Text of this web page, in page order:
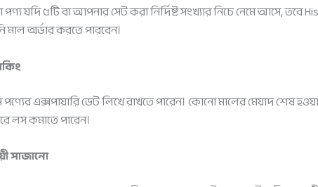
যদি ৫টি বা আপনার সেট করা নির্দিষ্ট সংখ্যার নিচে নেমে আসে, তবে
অর্ডার করতে পারবেন।
এক্সপায়ারি ডেট লিখে রাখতে পারেন। কোনো মালের মেয়াদ শেষ
লস কমাতে পারেন।
সাজানো